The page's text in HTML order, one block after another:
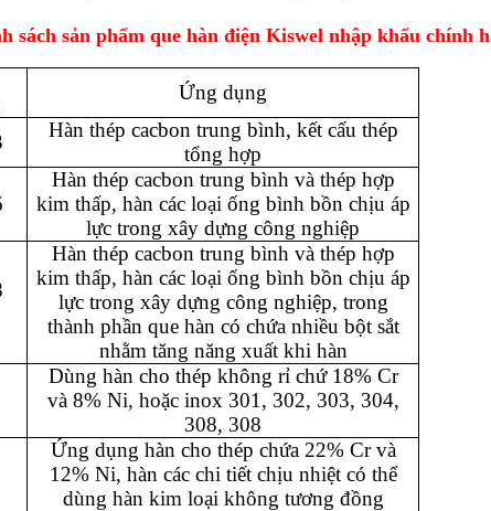
sách sản phẩm que hàn điện Kiswel nhập khẩu chính
Ứng dụng
Hàn thép cacbon trung bình, kết cấu thép
tổng hợp
Hàn thép cacbon trung bình và thép hợp
kim thấp, hàn các loại ống bình bồn chịu áp
lực trong xây dựng công nghiệp
Hàn thép cacbon trung bình và thép hợp
kim thấp, hàn các loại ống bình bồn chịu áp
lực trong xây dựng công nghiệp, trong
thành phần que hàn có chứa nhiều bột sắt
nhằm tăng năng xuất khi hàn
Dùng hàn cho thép không rỉ chứ 18% Cr
và 8% Ni, hoặc inox 301, 302, 303, 304,
308, 308
Ứng dụng hàn cho thép chứa 22% Cr và
12% Ni, hàn các chi tiết chịu nhiệt có thể
dùng hàn kim loại không tương đồng